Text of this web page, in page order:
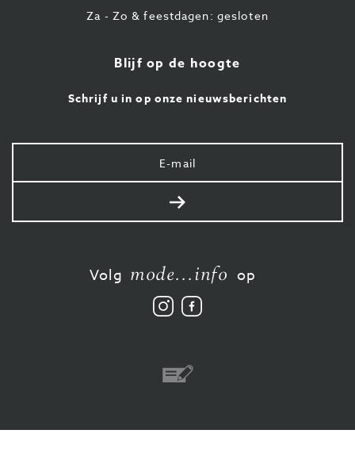
Za - Zo & feestdagen: gesloten
Blijf op de hoogte
Schrijf u in op onze nieuwsberichten
Uw
e-
mail
Verstuur
Volg mode...info op
Volg
ons
Vind
ons
Overschrijving